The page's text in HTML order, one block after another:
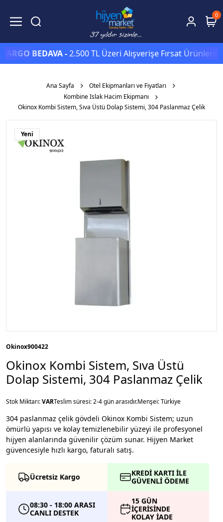
0
BEDAVA -2.500 TL Üzeri Alışverişe Fırsat Ürünlerinde
Ana Sayfa
Otel Ekipmanları ve Fiyatları
Kombine Islak Hacim Ekipmanı
Okinox Kombi Sistem, Sıva Üstü Dolap Sistemi, 304 Paslanmaz Çelik
Yeni
Okinox900422
Okinox Kombi Sistem, Sıva Üstü
Dolap Sistemi, 304 Paslanmaz Çelik
Stok Miktarı:VARTeslim süresi: 2-4 gün arasıdır.Menşei: Türkiye
304 paslanmaz çelik gövdeli Okinox Kombi Sistem; uzun
ömürlü yapısı ve kolay temizlenebilir yüzeyi ile profesyonel
hijyen alanlarında güvenilir çözüm sunar. Hijyen Market
güvencesiyle hızlı kargo, faturalı satış.
Ücretsiz Kargo
KREDİ KARTI İLE
GÜVENLİ ÖDEME
08:30 - 18:00 ARASI
CANLI DESTEK
15 GÜN
İÇERİSİNDE
KOLAY İADE